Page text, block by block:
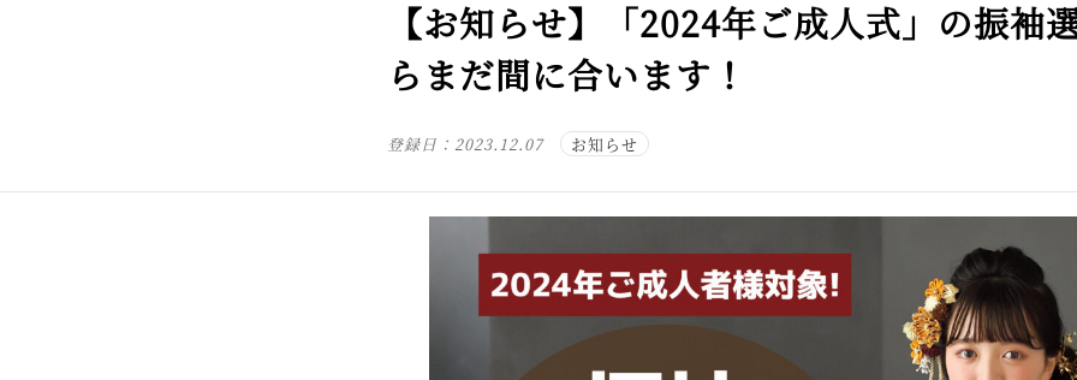
【お知らせ】「2024年ご成人式」の振袖
らまだ間に合います！
登録日： 2023.12.07 お知らせ